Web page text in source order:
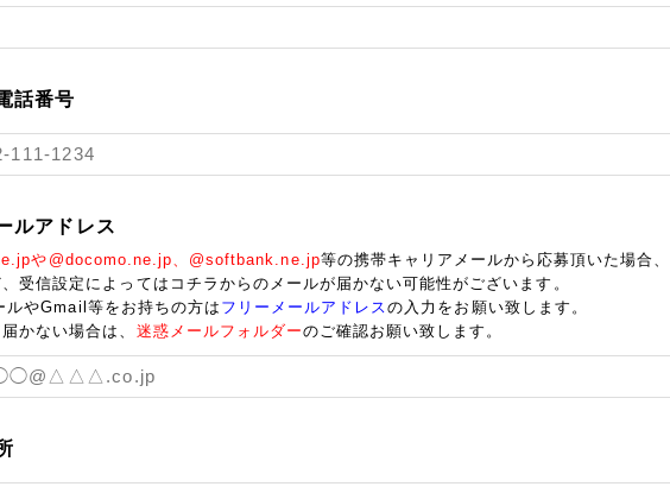
話番号
ルアドレス
や@docomo.ne.jp、@softbank.ne.jp等の携帯キャリアメールから応募頂いた場合
受信設定によってはコチラからのメールが届かない可能性がございます。
ルやGmail等をお持ちの方は フリーメールアドレスの入力をお願い致します。
かない場合は、 迷惑メールフォルダーのご確認お願い致します。